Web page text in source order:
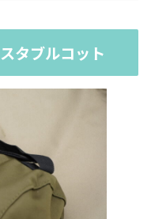
タブルコット